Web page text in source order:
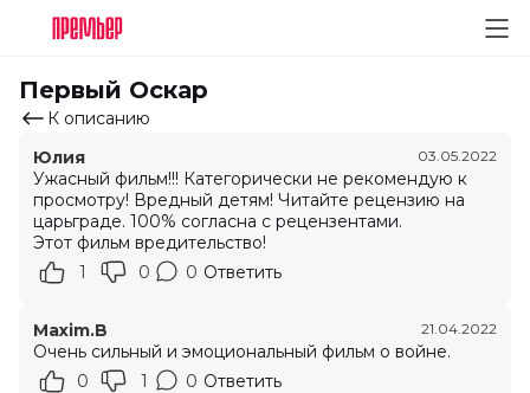
Первый Оскар
К описанию
Юлия
03.05.2022
Ужасный фильм!!! Категорически не рекомендую к
просмотру! Вредный детям! Читайте рецензию на
царьграде. 100% согласна с рецензентами.
Этот фильм вредительство!
1
0 0 Ответить
Maxim.B 21.04.2022
Очень сильный и эмоциональный фильм о войне.
0
1 0 Ответить